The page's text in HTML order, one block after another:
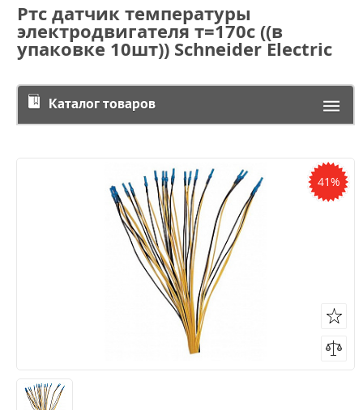
Ртс датчик температуры
электродвигателя т=170с ((в
упаковке 10шт)) Schneider Electric
Каталог товаров
41%